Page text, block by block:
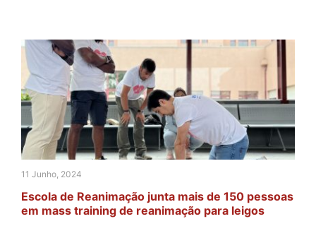
11 Junho, 2024
Escola de Reanimação junta mais de 150 pessoas
em mass training de reanimação para leigos